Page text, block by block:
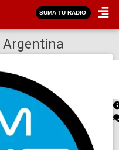
SUMA TU RADIO
Argentina